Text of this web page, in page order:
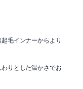
毛インナーからより
りとした温かさでお